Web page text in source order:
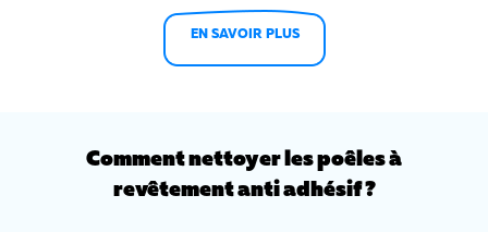
EN SAVOIR PLUS
Comment nettoyer les poêles à
revêtement anti adhésif ?